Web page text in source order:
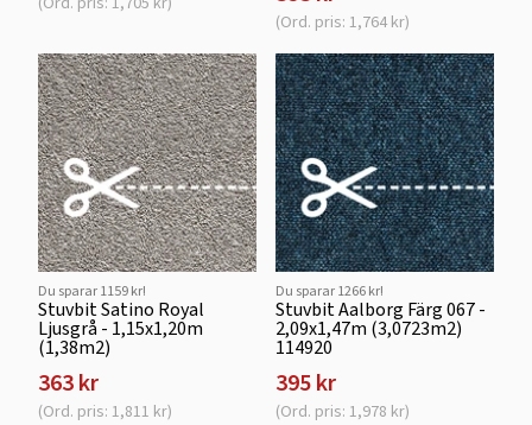
(Ord. pris: 1,764 kr)
Du sparar 1159 kr!
Stuvbit Satino Royal
Ljusgrå - 1,15x1,20m
(1,38m2)
363 kr
(Ord. pris: 1,811 kr)
Du sparar 1266 kr!
Stuvbit Aalborg Färg 067 -
2,09x1,47m (3,0723m2)
114920
395 kr
(Ord. pris: 1,978 kr)